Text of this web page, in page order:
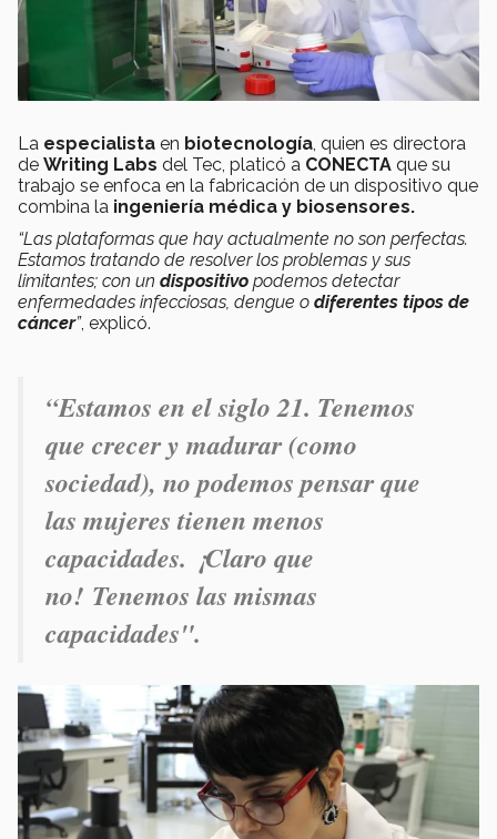
La especialista en biotecnología, quien es directora
de Writing Labs del Tec, platicó a CONECTA que su
trabajo se enfoca en la fabricación de un dispositivo que
combina la ingeniería médica y biosensores.
“Las plataformas que hay actualmente no son perfectas.
Estamos tratando de resolver los problemas y sus
limitantes; con un dispositivo podemos detectar
enfermedades infecciosas, dengue o diferentes tipos de
cáncer”, explicó.
“Estamos en el siglo 21. Tenemos
que crecer y madurar (como
sociedad), no podemos pensar que
las mujeres tienen menos
capacidades. ¡Claro que
no! Tenemos las mismas
capacidades".